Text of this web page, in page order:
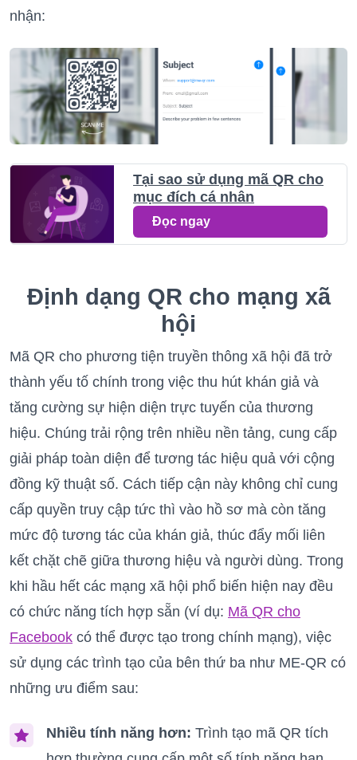
nhận:
Tại sao sử dụng mã QR cho
mục đích cá nhân
Đọc ngay
Định dạng QR cho mạng xã
hội
Mã QR cho phương tiện truyền thông xã hội đã trở
thành yếu tố chính trong việc thu hút khán giả và
tăng cường sự hiện diện trực tuyến của thương
hiệu. Chúng trải rộng trên nhiều nền tảng, cung cấp
giải pháp toàn diện để tương tác hiệu quả với cộng
đồng kỹ thuật số. Cách tiếp cận này không chỉ cung
cấp quyền truy cập tức thì vào hồ sơ mà còn tăng
mức độ tương tác của khán giả, thúc đẩy mối liên
kết chặt chẽ giữa thương hiệu và người dùng. Trong
khi hầu hết các mạng xã hội phổ biến hiện nay đều
có chức năng tích hợp sẵn (ví dụ: Mã QR cho
Facebook có thể được tạo trong chính mạng), việc
sử dụng các trình tạo của bên thứ ba như ME-QR có
những ưu điểm sau:
Nhiều tính năng hơn: Trình tạo mã QR tích